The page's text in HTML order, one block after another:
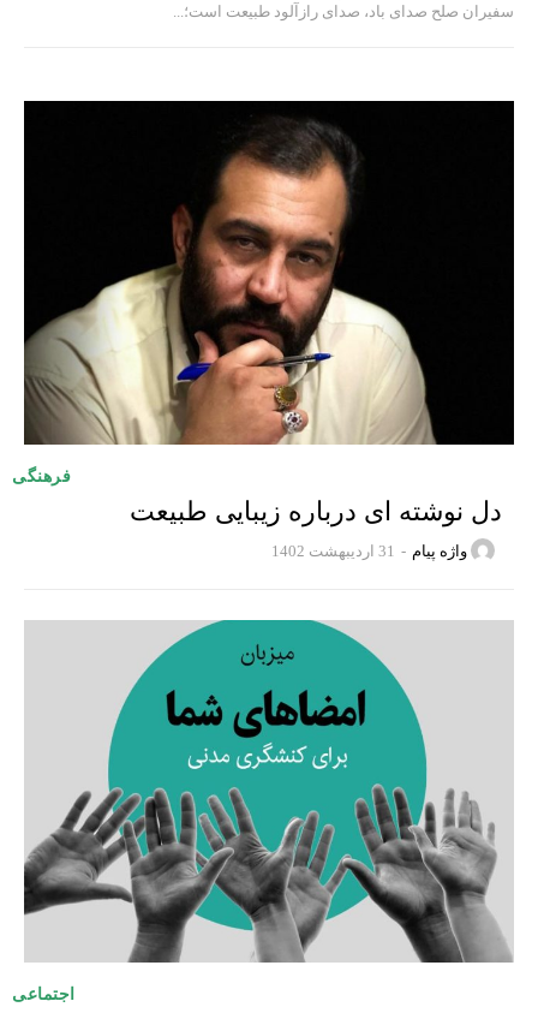
سفیران صلح صدای باد، صدای رازآلود طبیعت است؛...
فرهنگی
دل نوشته ای درباره زیبایی طبیعت
واژه پیام - 31 اردیبهشت 1402
اجتماعی